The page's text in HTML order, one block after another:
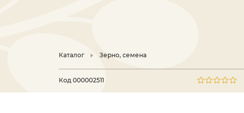
Каталог Зерно, семена
Код 000002511